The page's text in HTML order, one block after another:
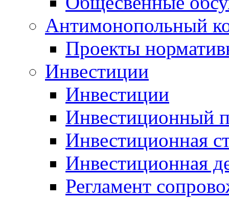
Антимонопольный
Проекты
Инвестиции
Инвестиции
Инвестиционный
Инвестиционная
Инвестиционная
Регламент